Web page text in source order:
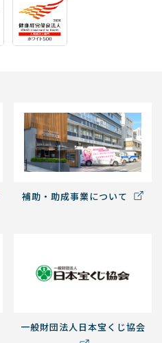
補助・助成事業について
一般財団法人日本宝くじ協会